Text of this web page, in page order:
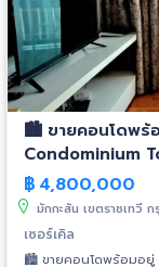
ล็อกชั้น / Access
24 ชั่วโมง 📍 ทำเลและการเดินทาง (Location) 📍 ที่ตั้ง: 1674 ซอยเพชรบุรี 36
ถนนเพชรบุรีตัดใหม่ แแข
พอร์ตลิงค์ สถานีมักกะ
สถานีนานา สถานที่ใกล้เ
ประเทศไทย (190 ม.) ร
Central Grand Rama
(ประมาณ 1.7 - 1.9 กม.)
📞 สนใจติดต่อสอบถา
🏙️ ขายคอนโดพร้
Condominium Tower 1 (เซอร์เคิล คอน
ซอยเพชรบุรี 36 ใ
฿ 4,800,000
มักกะสัน เขตราชเทวี
เซอร์เคิล
🏙️ ขายคอนโดพร้อมอยู่